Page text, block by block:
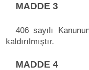
MADDE 3
406 sayılı
kaldırılmıştır.
MADDE 4